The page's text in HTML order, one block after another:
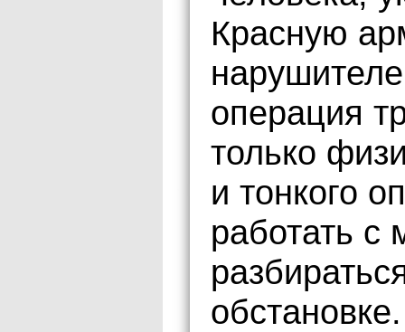
Красную
операция
только
и тонкого
работать с
обстановке.